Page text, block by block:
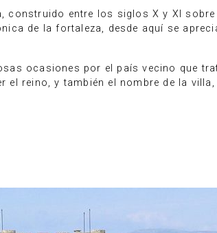
construido entre los siglos X y XI
de la fortaleza, desde aquí se
ocasiones por el país vecino que
el reino, y también el nombre de la